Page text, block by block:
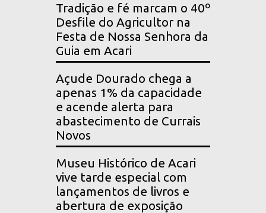
Tradição e fé marcam o 40º
Desfile do Agricultor na
Festa de Nossa Senhora da
Guia em Acari
Açude Dourado chega a
apenas 1% da capacidade
e acende alerta para
abastecimento de Currais
Novos
Museu Histórico de Acari
vive tarde especial com
lançamentos de livros e
abertura de exposição